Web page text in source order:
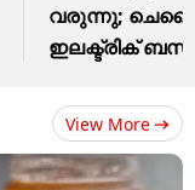
വരുന്നു;
ഇലക്ട്രിക്
View More